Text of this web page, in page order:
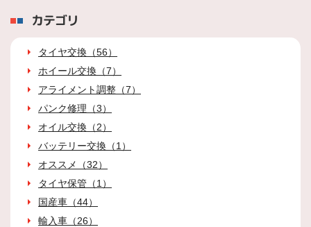
カテゴリ
タイヤ交換（56）
ホイール交換（7）
アライメント調整（7）
パンク修理（3）
オイル交換（2）
バッテリー交換（1）
オススメ（32）
タイヤ保管（1）
国産車（44）
輸入車（26）